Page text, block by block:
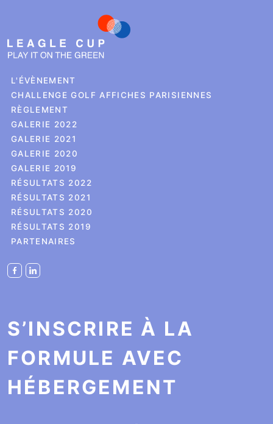
L'ÉVÈNEMENT
CHALLENGE GOLF AFFICHES PARISIENNES
RÈGLEMENT
GALERIE 2022
GALERIE 2021
GALERIE 2020
GALERIE 2019
RÉSULTATS 2022
RÉSULTATS 2021
RÉSULTATS 2020
RÉSULTATS 2019
PARTENAIRES
S’INSCRIRE À LA
FORMULE AVEC
HÉBERGEMENT